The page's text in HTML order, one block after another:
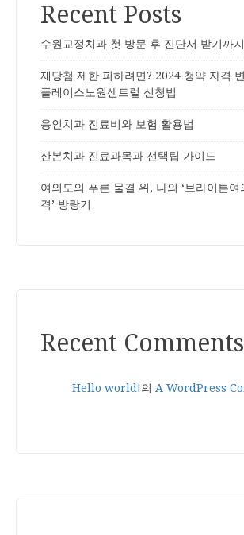
Recent Posts
수원교정치과 첫 방문 후 진단서 받기까
재당첨 제한 피하려면? 2024 청약 자격
플레이스노원센트럴 신청법
용인치과 진료비와 보험 활용법
산본치과 진료과목과 선택팁 가이드
여의도의 푸른 물결 위, 나의 ‘브라이튼
격’ 방랑기
Recent Comments
Hello world!의 A WordPress